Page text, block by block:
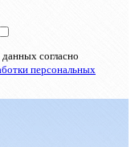
согласно
персональных